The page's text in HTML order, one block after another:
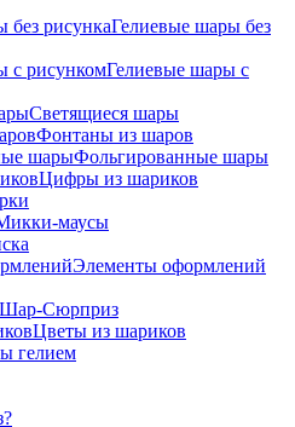
Гелиевые шары без
Гелиевые шары с
Светящиеся шары
Фонтаны из шаров
Фольгированные шары
Цифры из шариков
маусы
Элементы оформлений
Шар-Сюрприз
Цветы из шариков
гелием